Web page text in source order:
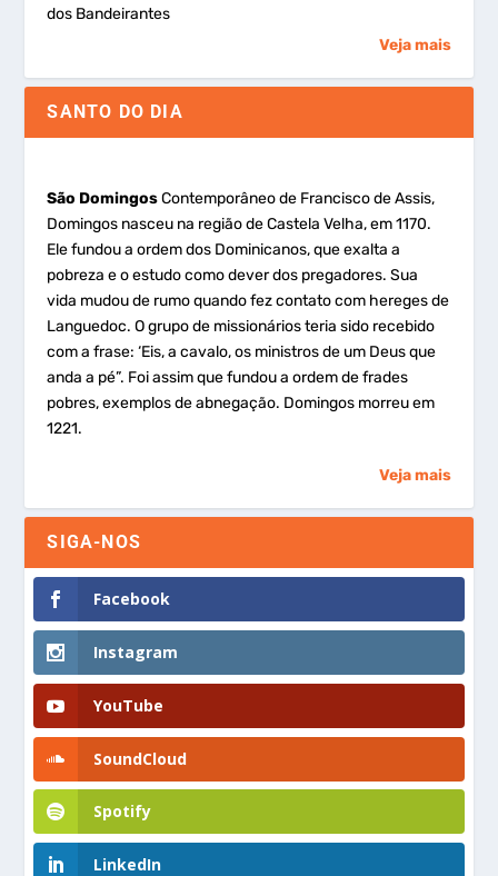
dos Bandeirantes
Veja mais
SANTO DO DIA
São DomingosContemporâneo de Francisco de Assis,
Domingos nasceu na região de Castela Velha, em 1170.
Ele fundou a ordem dos Dominicanos, que exalta a
pobreza e o estudo como dever dos pregadores. Sua
vida mudou de rumo quando fez contato com hereges de
Languedoc. O grupo de missionários teria sido recebido
com a frase: ‘Eis, a cavalo, os ministros de um Deus que
anda a pé”. Foi assim que fundou a ordem de frades
pobres, exemplos de abnegação. Domingos morreu em
1221.
Veja mais
SIGA-NOS
Facebook
Instagram
YouTube
SoundCloud
Spotify
LinkedIn